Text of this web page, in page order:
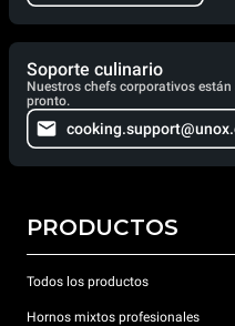
Soporte culinario
Nuestros chefs corporativos
pronto.
PRODUCTOS
Todos los productos
Hornos mixtos profesionales